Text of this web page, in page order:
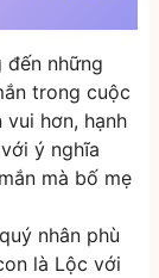
đến những
trong cuộc
hơn, hạnh
ý nghĩa
mà bố mẹ
nhân phù
là Lộc với